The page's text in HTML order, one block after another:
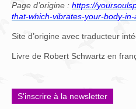
Page d’origine : https://
that-which-vibrates-your-body-
Site d’origine avec traducteur
Livre de Robert Schwartz en
S'inscrire à la newsletter